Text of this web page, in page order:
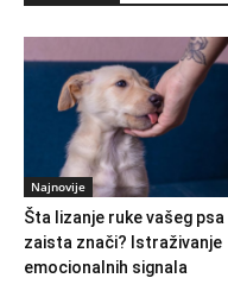
Najnovije
Šta lizanje ruke vašeg psa
zaista znači? Istraživanje
emocionalnih signala